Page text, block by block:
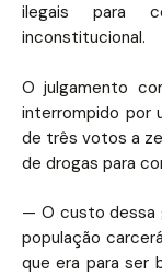
ilegais para
inconstitucional.
O julgamento
interrompido por
de três votos a
de drogas para
— O custo dessa
população
que era para ser